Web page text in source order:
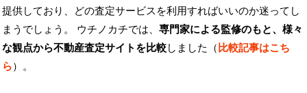
提供しており、どの査定サービスを利用すればいいのか迷ってし
まうでしょう。 ウチノカチでは、 専門家による監修のもと、様々
な観点から不動産査定サイトを比較しました（比較記事はこち
ら）。